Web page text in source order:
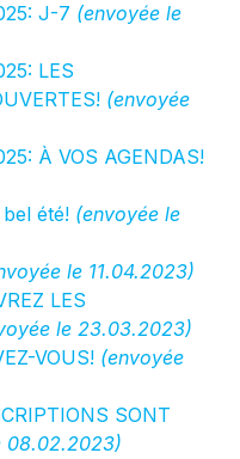
J-7 (envoyée le
LES
(envoyée
À VOS AGENDAS!
été! (envoyée le
le 11.04.2023)
LES
le 23.03.2023)
VOUS! (envoyée
SONT
08.02.2023)